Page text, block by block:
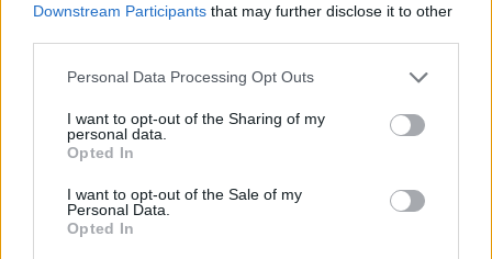
Downstream Participants that may further disclose it to other
Please note that this website/app uses one or more Google
not limited to your visit or usage behaviour. You may click to
grant or deny consent to Google and its third-party tags to
use your data for below specified purposes in below Google
consent section.
Personal Data Processing Opt Outs
I want to opt-out of the Sharing of my
personal data.
Opted In
I want to opt-out of the Sale of my
Personal Data.
Opted In
Balogh Tamás